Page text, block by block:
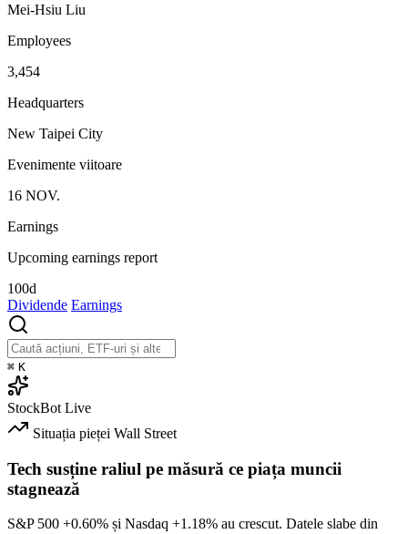
Mei-Hsiu Liu
Employees
3,454
Headquarters
New Taipei City
Evenimente viitoare
16 NOV.
Earnings
Upcoming earnings report
100d
Dividende Earnings
⌘ K
StockBot Live
Situația pieței Wall Street
Tech susține raliul pe măsură ce piața muncii
stagnează
S&P 500 +0.60% și Nasdaq +1.18% au crescut. Datele slabe din